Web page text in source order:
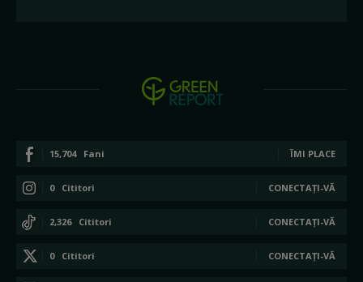
15,704 Fani ÎMI PLACE
0 Cititori CONECTAȚI-VĂ
2,326 Cititori CONECTAȚI-VĂ
0 Cititori CONECTAȚI-VĂ